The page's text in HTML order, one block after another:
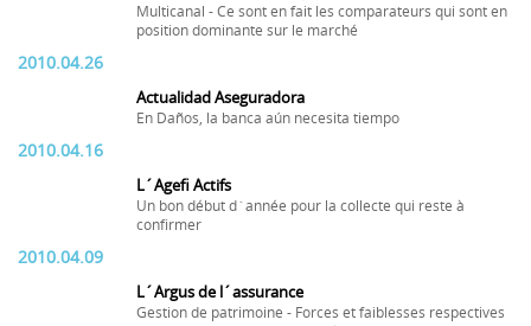
Multicanal - Ce sont en fait les comparateurs qui sont en
position dominante sur le marché
2010.04.26
Actualidad Aseguradora
En Daños, la banca aún necesita tiempo
2010.04.16
L´Agefi Actifs
Un bon début d´année pour la collecte qui reste à
confirmer
2010.04.09
L´Argus de l´assurance
Gestion de patrimoine - Forces et faiblesses respectives